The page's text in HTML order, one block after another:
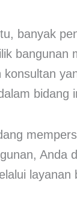
banyak
bangunan
konsultan
bidang
Anda
layanan